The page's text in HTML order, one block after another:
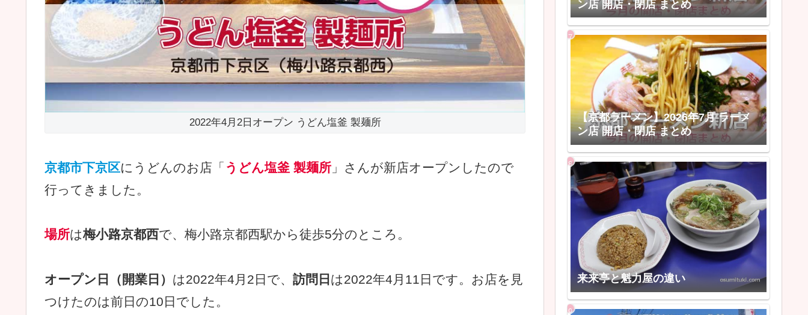
2022年4月2日オープン うどん塩釜 製麺所
京都市下京区にうどんのお店「 うどん塩釜 製麺所 」さんが新店オープンしたので
行ってきました。
場所は梅小路京都西で、梅小路京都西駅から徒歩5分のところ。
オープン日（開業日） は2022年4月2日で、 訪問日 は2022年4月11日です。お店を見
つけたのは前日の10日でした。
ン店 開店・閉店 まとめ
【京都ラーメン】2026年7月 ラーメ
ン店 開店・閉店 まとめ
来来亭と魁力屋の違い